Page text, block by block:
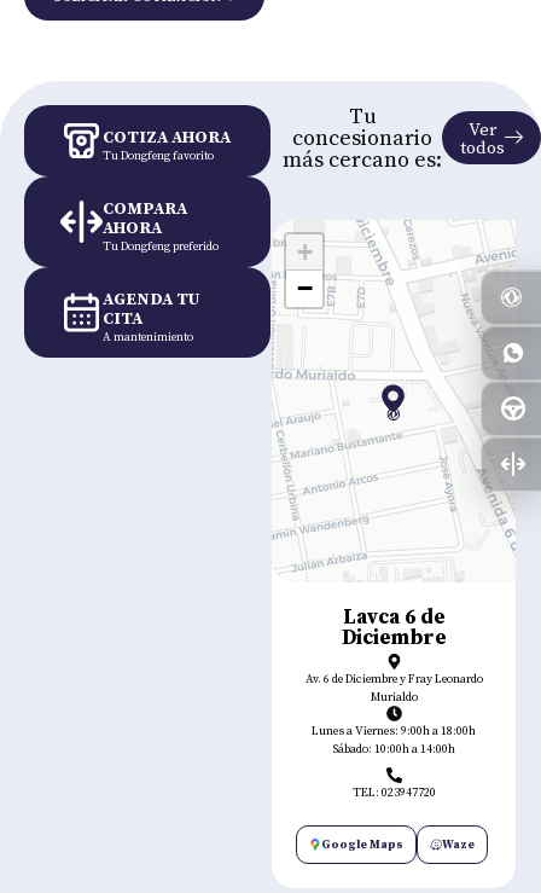
COTIZA AHORA
Tu Dongfeng favorito
COMPARA
AHORA
Tu Dongfeng preferido
AGENDA TU
CITA
A mantenimiento
Tu
concesionario
más cercano es:
Ver
todos
+
−
Lavca 6 de
Diciembre
Av. 6 de Diciembre y Fray Leonardo
Murialdo
Lunes a Viernes: 9:00h a 18:00h
Sábado: 10:00h a 14:00h
TEL: 023947720
Google Maps Waze